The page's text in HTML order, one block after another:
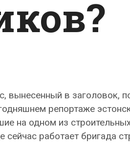
вынесенный в заголовок,
репортаже
на одном из
сейчас работает бригада